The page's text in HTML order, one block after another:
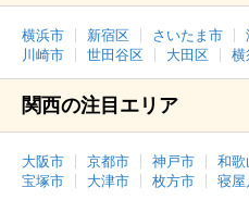
横浜市 新宿区 さいたま市
川崎市
世田谷区 大田区 横
関西の注目エリア
大阪市 京都市 神戸市 和歌
宝塚市
大津市 枚方市 寝屋